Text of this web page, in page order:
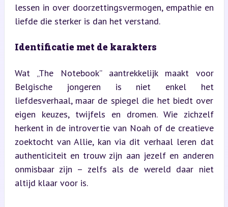
lessen in over doorzettingsvermogen, empathie en
liefde die sterker is dan het verstand.
Identificatie met de karakters
Wat „The Notebook” aantrekkelijk maakt voor
Belgische jongeren is niet enkel het
liefdesverhaal, maar de spiegel die het biedt over
eigen keuzes, twijfels en dromen. Wie zichzelf
herkent in de introvertie van Noah of de creatieve
zoektocht van Allie, kan via dit verhaal leren dat
authenticiteit en trouw zijn aan jezelf en anderen
onmisbaar zijn – zelfs als de wereld daar niet
altijd klaar voor is.